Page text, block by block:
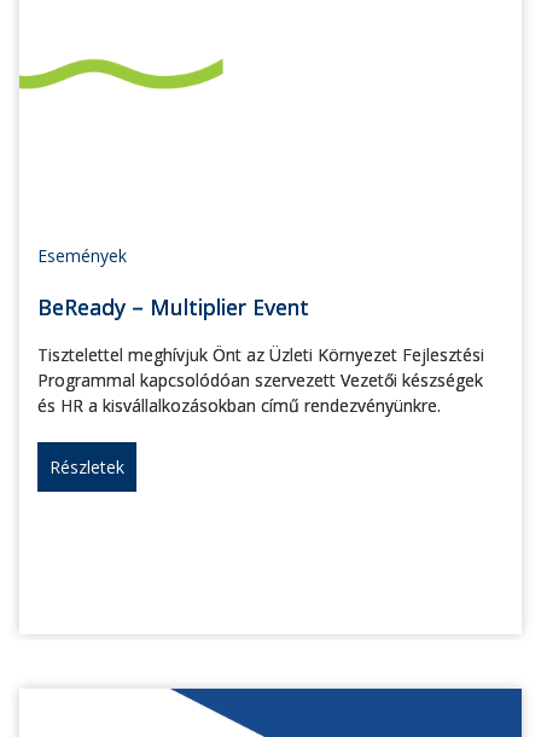
Események
BeReady – Multiplier Event
Tisztelettel meghívjuk Önt az Üzleti Környezet Fejlesztési
Programmal kapcsolódóan szervezett Vezetői készségek
és HR a kisvállalkozásokban című rendezvényünkre.
Részletek